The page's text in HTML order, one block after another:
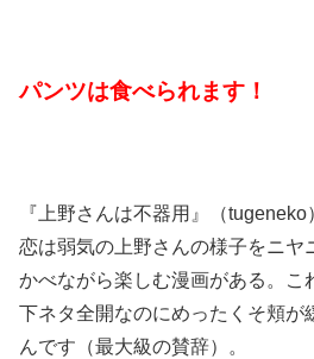
パンツは食べられます！
『上野さんは不器用』（tugeneko
恋は弱気の上野さんの様子をニヤ
かべながら楽しむ漫画がある。こ
下ネタ全開なのにめったくそ頬が
んです（最大級の賛辞）。